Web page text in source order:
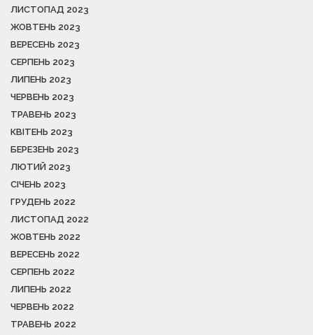
ЛИСТОПАД 2023
ЖОВТЕНЬ 2023
ВЕРЕСЕНЬ 2023
СЕРПЕНЬ 2023
ЛИПЕНЬ 2023
ЧЕРВЕНЬ 2023
ТРАВЕНЬ 2023
КВІТЕНЬ 2023
БЕРЕЗЕНЬ 2023
ЛЮТИЙ 2023
СІЧЕНЬ 2023
ГРУДЕНЬ 2022
ЛИСТОПАД 2022
ЖОВТЕНЬ 2022
ВЕРЕСЕНЬ 2022
СЕРПЕНЬ 2022
ЛИПЕНЬ 2022
ЧЕРВЕНЬ 2022
ТРАВЕНЬ 2022